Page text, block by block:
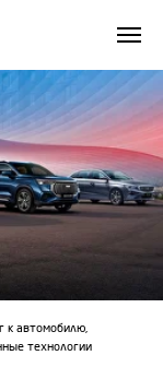
к автомобилю,
технологии